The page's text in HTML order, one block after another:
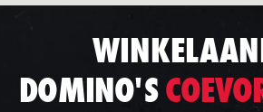
DOMINO'S